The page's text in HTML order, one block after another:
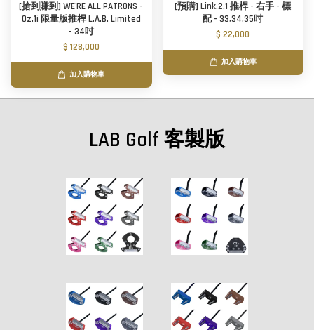
[搶到賺到] WE'RE ALL PATRONS -
Oz.1i 限量版推桿 L.A.B. Limited
- 34吋
$ 128,000
加入購物車
[預購] Link.2.1 推桿 - 右手 - 標
配 - 33,34,35吋
$ 22,000
加入購物車
LAB Golf 客製版